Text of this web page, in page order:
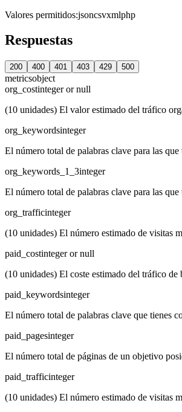
Valores permitidos:jsoncsvxmlphp
Respuestas
200 400 401 403 429 500
metricsobject
org_costinteger or null
(10 unidades) El valor estimado del tráfico
org_keywordsinteger
El número total de palabras clave para las
org_keywords_1_3integer
El número total de palabras clave para las
org_trafficinteger
(10 unidades) El número estimado de visitas
paid_costinteger or null
(10 unidades) El coste estimado del tráfico
paid_keywordsinteger
El número total de palabras clave que tienes
paid_pagesinteger
El número total de páginas de un objetivo
paid_trafficinteger
(10 unidades) El número estimado de visitas